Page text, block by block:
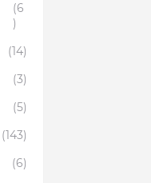
(6
)
(14)
(3)
(5)
(143)
(6)